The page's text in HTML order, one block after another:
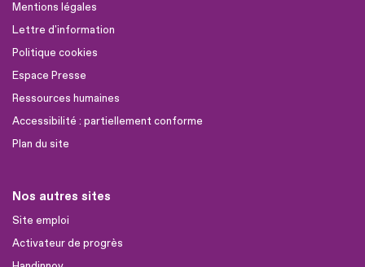
Mentions légales
Lettre d'information
Politique cookies
Espace Presse
Ressources humaines
Accessibilité : partiellement conforme
Plan du site
Nos autres sites
Site emploi
Activateur de progrès